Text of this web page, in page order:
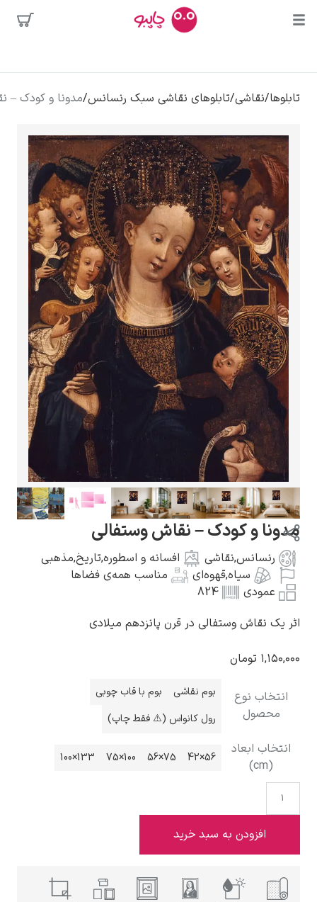
محبوب‌ترین
هنرمندان
کلود مونه
ونسان ون گوگ
گوستاو کلیمت
ادوارد مونک
کامی پیسارو
ادوارد هاپر
ادگار دگا
/تابلوهای نقاشی سبک رنسانس/مدونا و کودک – نقاش وستفالی
کودک – نقاش وستفالی
نقاشی افسانه و اسطوره,تاریخ ,مذهبی
سیاه,قهوه‌ای
مناسب همه‌ی فضاها
824
وستفالی در قرن پانزدهم میلادی
بوم نقاشی
بوم با قاب چوبی
رول کانواس (⚠️ فقط چاپ)
56×42
100×75
133×100
به سبد خرید